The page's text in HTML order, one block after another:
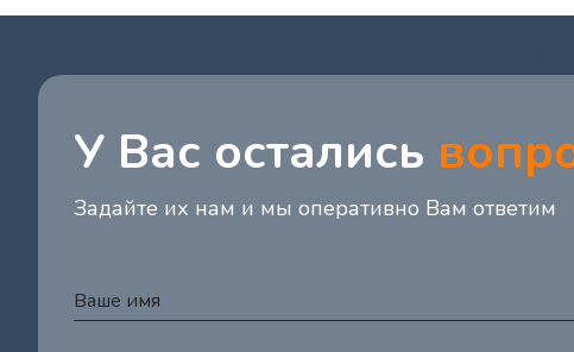
У Вас остались
Задайте их нам и мы оперативно Вам ответим